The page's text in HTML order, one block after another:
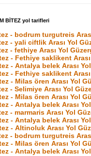
BİTEZ yol tarifleri
- bodrum turgutreis
- yali ciftlik Arası Yol
- fethiye Arası Yol
- Fethiye saklikent
- Antalya belek Arası
- Fethiye saklikent
- Milas ören Arası Yol
- Selimiye Arası Yol
- Milas ören Arası Yol
- Antalya belek Arası
- marmaris Arası Yol
- Antalya belek Arası
- Altinoluk Arası Yol
- bodrum turgutreis
- Milas ören Arası Yol
- Antalya belek Arası